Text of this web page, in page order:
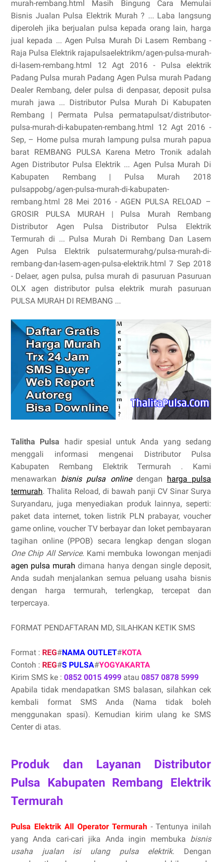
murah-rembang.html Masih Bingung Cara Memulai
Bisnis Jualan Pulsa Elektrik Murah ? ... Laba langsung
diperoleh jika berjualan pulsa kepada orang lain, harga
jual kepada ... Agen Pulsa Murah Di Lasem Rembang -
Raja Pulsa Elektrik rajapulsaelektrikm/agen-pulsa-murah-
di-lasem-rembang.html 12 Agt 2016 - Pulsa elektrik
Padang Pulsa murah Padang Agen Pulsa murah Padang
Dealer Rembang, deler pulsa di denpasar, deposit pulsa
murah jawa ... Distributor Pulsa Murah Di Kabupaten
Rembang | Permata Pulsa permatapulsat/distributor-
pulsa-murah-di-kabupaten-rembang.html 12 Agt 2016 -
Sep, – Home pulsa murah lampung pulsa murah papua
barat REMBANG PULSA Karena Metro Tronik adalah
Agen Distributor Pulsa Elektrik ... Agen Pulsa Murah Di
Kabupaten Rembang | Pulsa Murah 2018
pulsappobg/agen-pulsa-murah-di-kabupaten-
rembang.html 28 Mei 2016 - AGEN PULSA RELOAD –
GROSIR PULSA MURAH | Pulsa Murah Rembang
Distributor Agen Pulsa Distributor Pulsa Elektrik
Termurah di ... Pulsa Murah Di Rembang Dan Lasem
Agen Pulsa Elektrik pulsatermurahg/pulsa-murah-di-
rembang-dan-lasem-agen-pulsa-elektrik.html 7 Sep 2018
- Delaer, agen pulsa, pulsa murah di pasuruan Pasuruan
OLX agen distributor pulsa elektrik murah pasuruan
PULSA MURAH DI REMBANG ...
Talitha Pulsa hadir spesial untuk Anda yang sedang
menggali informasi mengenai Distributor Pulsa
Kabupaten Rembang Elektrik Termurah . Kami
menawarkan bisnis pulsa onlinedengan harga pulsa
termurah. Thalita Reload, di bawah panji CV Sinar Surya
Suryandaru, juga menyediakan produk lainnya, seperti:
paket data internet, token listrik PLN prabayar, voucher
game online, voucher TV berbayar dan loket pembayaran
tagihan online (PPOB) secara lengkap dengan slogan
One Chip All Service. Kami membuka lowongan menjadi
agen pulsa murah dimana hanya dengan single deposit,
Anda sudah menjalankan semua peluang usaha bisnis
dengan harga termurah, terlengkap, tercepat dan
terpercaya.
FORMAT PENDAFTARAN MD, SILAHKAN KETIK SMS
Format : REG#NAMA OUTLET#KOTA
Contoh : REG#S PULSA#YOGYAKARTA
Kirim SMS ke : 0852 0015 4999 atau 0857 0878 5999
Apabila tidak mendapatkan SMS balasan, silahkan cek
kembali format SMS Anda (Nama tidak boleh
menggunakan spasi). Kemudian kirim ulang ke SMS
Center di atas.
Produk dan Layanan Distributor
Pulsa Kabupaten Rembang Elektrik
Termurah
Pulsa Elektrik All Operator Termurah - Tentunya inilah
yang Anda cari-cari jika Anda ingin membuka bisnis
usaha jualan isi ulang pulsa elektrik. Dengan